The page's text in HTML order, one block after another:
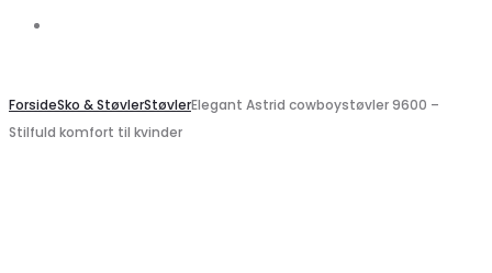
ForsideSko & StøvlerStøvlerElegant Astrid cowboystøvler 9600 –
Stilfuld komfort til kvinder